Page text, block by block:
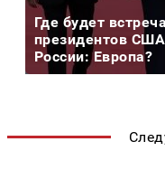
Где будет встреча
президентов
России: Европа?